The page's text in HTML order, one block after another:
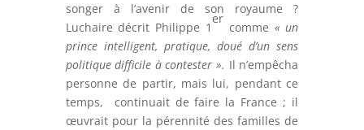
songer à l’avenir de son royaume ?
Luchaire décrit Philippe 1
er
comme « un
prince intelligent, pratique, doué d’un sens
politique difficile à contester ». Il n’empêcha
personne de partir, mais lui, pendant ce
temps, continuait de faire la France ; il
œuvrait pour la pérennité des familles de